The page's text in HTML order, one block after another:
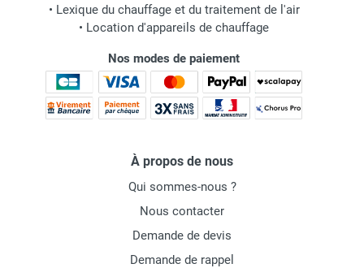
• Lexique du chauffage et du traitement de l'air
• Location d'appareils de chauffage
Nos modes de paiement
À propos de nous
Qui sommes-nous ?
Nous contacter
Demande de devis
Demande de rappel